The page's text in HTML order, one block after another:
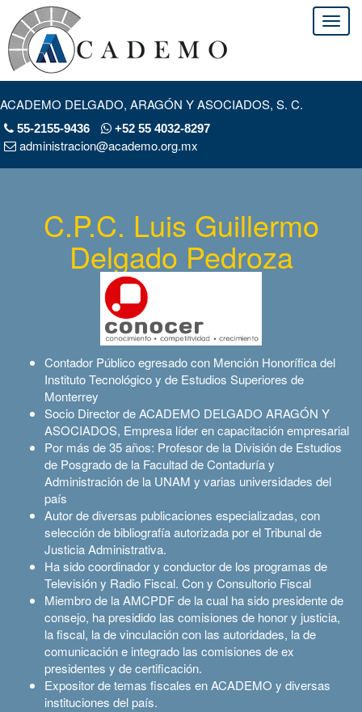
ACADEMO DELGADO, ARAGÓN Y ASOCIADOS, S. C.
55-2155-9436 +52 55 4032-8297
administracion@academo.org.mx
C.P.C. Luis Guillermo
Delgado Pedroza
Contador Público egresado con Mención Honorífica del
Instituto Tecnológico y de Estudios Superiores de
Monterrey
Socio Director de ACADEMO DELGADO ARAGÓN Y
ASOCIADOS, Empresa líder en capacitación empresarial
Por más de 35 años: Profesor de la División de Estudios
de Posgrado de la Facultad de Contaduría y
Administración de la UNAM y varias universidades del
país
Autor de diversas publicaciones especializadas, con
selección de bibliografía autorizada por el Tribunal de
Justicia Administrativa.
Ha sido coordinador y conductor de los programas de
Televisión y Radio Fiscal. Con y Consultorio Fiscal
Miembro de la AMCPDF de la cual ha sido presidente de
consejo, ha presidido las comisiones de honor y justicia,
la fiscal, la de vinculación con las autoridades, la de
comunicación e integrado las comisiones de ex
presidentes y de certificación.
Expositor de temas fiscales en ACADEMO y diversas
instituciones del país.